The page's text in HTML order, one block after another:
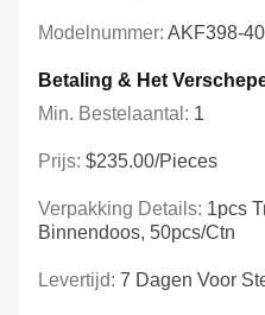
Modelnummer: AKF398-40
Betaling & Het
Min. Bestelaantal: 1
Prijs: $235.00/Pieces
Verpakking Details: 1pcs
Binnendoos, 50pcs/ctn
Levertijd: 7 Dagen Voor